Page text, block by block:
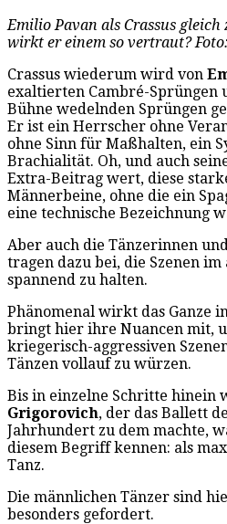
Emilio Pavan als Crassus
wirkt er einem so vertraut?
Crassus wiederum wird von
exaltierten Cambré-Sprüngen
Bühne wedelnden Sprüngen
Er ist ein Herrscher ohne
ohne Sinn für Maßhalten, ein
Brachialität. Oh, und auch
Extra-Beitrag wert, diese
Männerbeine, ohne die ein
eine technische Bezeichnung
Aber auch die Tänzerinnen
tragen dazu bei, die Szenen
spannend zu halten.
Phänomenal wirkt das Ganze
bringt hier ihre Nuancen mit,
kriegerisch-aggressiven
Tänzen vollauf zu würzen.
Bis in einzelne Schritte hinein
Grigorovich, der das Ballett
Jahrhundert zu dem machte,
diesem Begriff kennen: als
Tanz.
Die männlichen Tänzer sind
besonders gefordert.